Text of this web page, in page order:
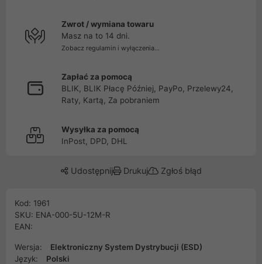
Zwrot / wymiana towaru
Masz na to 14 dni.
Zobacz regulamin i wyłączenia...
Zapłać za pomocą
BLIK, BLIK Płacę Później, PayPo, Przelewy24,
Raty, Kartą, Za pobraniem
Wysyłka za pomocą
InPost, DPD, DHL
Udostępnij Drukuj Zgłoś błąd
Kod: 1961
SKU: ENA-000-5U-12M-R
EAN:
Wersja:
Elektroniczny System Dystrybucji (ESD)
Język:
Polski